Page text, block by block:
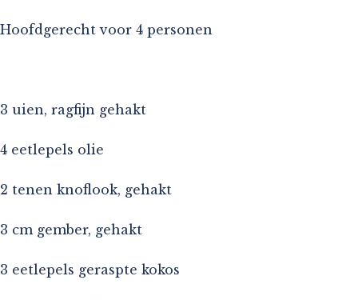
Hoofdgerecht voor 4 personen
3 uien, ragfijn gehakt
4 eetlepels olie
2 tenen knoflook, gehakt
3 cm gember, gehakt
3 eetlepels geraspte kokos